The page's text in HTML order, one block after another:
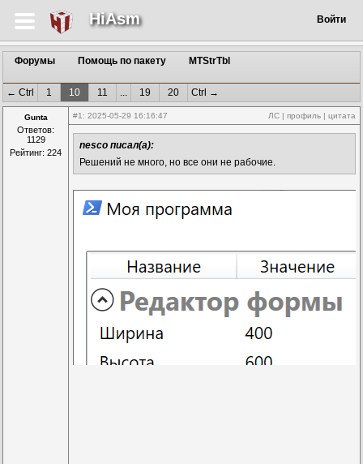
HiAsm Войти
Форумы Помощь по пакету MTStrTbl
← Ctrl 1 10 11 ... 19 20 Ctrl →
Gunta
Ответов:
1129
Рейтинг: 224
#1 : 2025-05-29 16:16:47 ЛС | профиль | цитата
nesco писал(а):
Решений не много, но все они не рабочие.